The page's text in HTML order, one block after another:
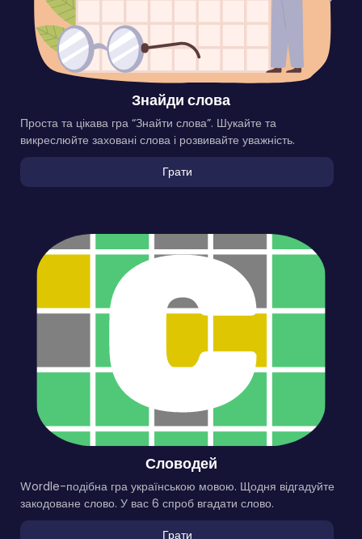
Знайди слова
Проста та цікава гра “Знайти слова”. Шукайте та
викреслюйте заховані слова і розвивайте уважність.
Грати
Словодей
Wordle-подібна гра українською мовою. Щодня відгадуйте
закодоване слово. У вас 6 спроб вгадати слово.
Грати